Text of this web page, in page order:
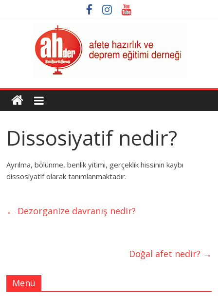
AHDER
Afete
ve
Deprem
Derneği
Dissosiyatif nedir?
Ayrılma, bölünme, benlik yitimi, gerçeklik hissinin kaybı
dissosiyatif olarak tanımlanmaktadır.
← Dezorganize davranış nedir?
Doğal afet nedir? →
Menü